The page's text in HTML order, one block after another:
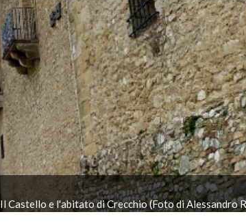
Il Castello e l'abitato di Crecchio (Foto di Alessandro